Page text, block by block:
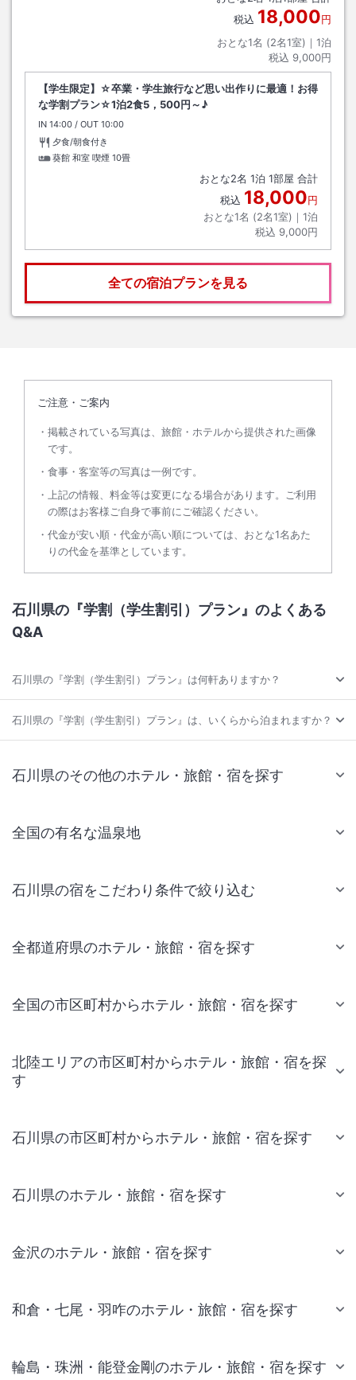
税込 18,000円
おとな1名 (2名1室)｜ 1泊
税込 9,000円
【学生限定】☆卒業・学生旅行など思い出作りに最適！お得
な学割プラン☆1泊2食5，500円～♪
IN チェックイン
14:00 / OUT チェックアウト
10:00
夕食/朝食付き
葵館 和室 喫煙 10畳
おとな2名 1泊 1部屋 合計
税込 18,000円
おとな1名 (2名1室)｜ 1泊
税込 9,000円
全ての宿泊プランを見る
ご注意・ご案内
掲載されている写真は、旅館・ホテルから提供された画像
です。
食事・客室等の写真は一例です。
上記の情報、料金等は変更になる場合があります。ご利用
の際はお客様ご自身で事前にご確認ください。
代金が安い順・代金が高い順については、おとな1名あた
りの代金を基準としています。
石川県の『学割（学生割引）プラン』のよくある
Q&A
石川県の『学割（学生割引）プラン』は何軒ありますか？
石川県の『学割（学生割引）プラン』は、いくらから泊まれますか？
石川県のその他のホテル・旅館・宿を探す
全国の有名な温泉地
石川県の宿をこだわり条件で絞り込む
全都道府県のホテル・旅館・宿を探す
全国の市区町村からホテル・旅館・宿を探す
北陸エリアの市区町村からホテル・旅館・宿を探
す
石川県の市区町村からホテル・旅館・宿を探す
石川県のホテル・旅館・宿を探す
金沢のホテル・旅館・宿を探す
和倉・七尾・羽咋のホテル・旅館・宿を探す
輪島・珠洲・能登金剛のホテル・旅館・宿を探す